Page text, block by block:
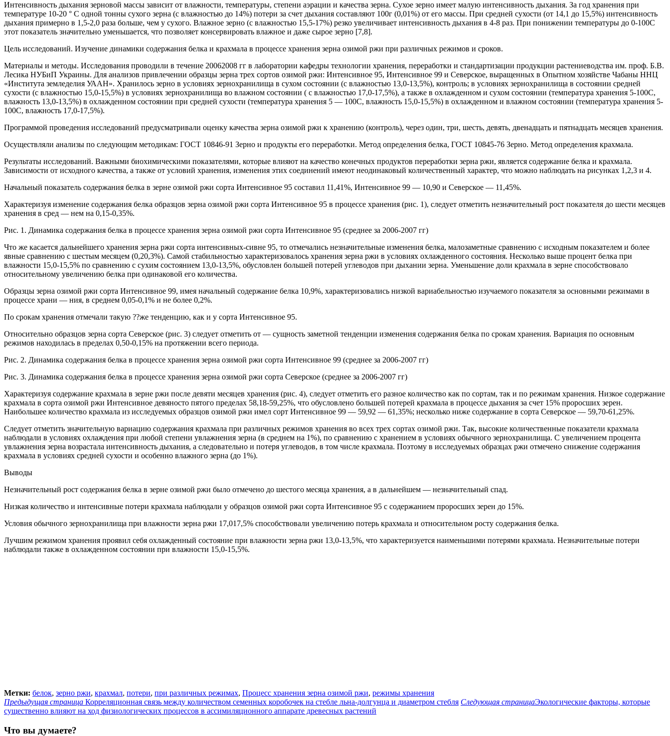
Интенсивность дыхания зерновой массы зависит от влажности, температуры, степени аэрации и качества зерна. Сухое зерно имеет малую интенсивность дыхания. За год хранения при
температуре 10-20 ° С одной тонны сухого зерна (с влажностью до 14%) потери за счет дыхания составляют 100г (0,01%) от его массы. При средней сухости (от 14,1 до 15,5%) интенсивность
дыхания примерно в 1,5-2,0 раза больше, чем у сухого. Влажное зерно (с влажностью 15,5-17%) резко увеличивает интенсивность дыхания в 4-8 раз. При понижении температуры до 0-100С
этот показатель значительно уменьшается, что позволяет консервировать влажное и даже сырое зерно [7,8].
Цель исследований. Изучение динамики содержания белка и крахмала в процессе хранения зерна озимой ржи при различных режимов и сроков.
Материалы и методы. Исследования проводили в течение 20062008 гг в лаборатории кафедры технологии хранения, переработки и стандартизации продукции растениеводства им. проф. Б.В.
Лесика НУБиП Украины. Для анализов привлечении образцы зерна трех сортов озимой ржи: Интенсивное 95, Интенсивное 99 и Северское, выращенных в Опытном хозяйстве Чабаны ННЦ
«Института земледелия УААН». Хранилось зерно в условиях зернохранилища в сухом состоянии (с влажностью 13,0-13,5%), контроль; в условиях зернохранилища в состоянии средней
сухости (с влажностью 15,0-15,5%) в условиях зернохранилища во влажном состоянии ( с влажностью 17,0-17,5%), а также в охлажденном и сухом состоянии (температура хранения 5-100С,
влажность 13,0-13,5%) в охлажденном состоянии при средней сухости (температура хранения 5 — 100С, влажность 15,0-15,5%) в охлажденном и влажном состоянии (температура хранения 5-
100С, влажность 17,0-17,5%).
Программой проведения исследований предусматривали оценку качества зерна озимой ржи к хранению (контроль), через один, три, шесть, девять, двенадцать и пятнадцать месяцев хранения.
Осуществляли анализы по следующим методикам: ГОСТ 10846-91 Зерно и продукты его переработки. Метод определения белка, ГОСТ 10845-76 Зерно. Метод определения крахмала.
Результаты исследований. Важными биохимическими показателями, которые влияют на качество конечных продуктов переработки зерна ржи, является содержание белка и крахмала.
Зависимости от исходного качества, а также от условий хранения, изменения этих соединений имеют неодинаковый количественный характер, что можно наблюдать на рисунках 1,2,3 и 4.
Начальный показатель содержания белка в зерне озимой ржи сорта Интенсивное 95 составил 11,41%, Интенсивное 99 — 10,90 и Северское — 11,45%.
Характеризуя изменение содержания белка образцов зерна озимой ржи сорта Интенсивное 95 в процессе хранения (рис. 1), следует отметить незначительный рост показателя до шести месяцев
хранения в сред — нем на 0,15-0,35%.
Рис. 1. Динамика содержания белка в процессе хранения зерна озимой ржи сорта Интенсивное 95 (среднее за 2006-2007 гг)
Что же касается дальнейшего хранения зерна ржи сорта интенсивных-сивне 95, то отмечались незначительные изменения белка, малозаметные сравнению с исходным показателем и более
явные сравнению с шестым месяцем (0,20,3%). Самой стабильностью характеризовалось хранения зерна ржи в условиях охлажденного состояния. Несколько выше процент белка при
влажности 15,0-15,5% по сравнению с сухим состоянием 13,0-13,5%, обусловлен большей потерей углеводов при дыхании зерна. Уменьшение доли крахмала в зерне способствовало
относительному увеличению белка при одинаковой его количества.
Образцы зерна озимой ржи сорта Интенсивное 99, имея начальный содержание белка 10,9%, характеризовались низкой вариабельностью изучаемого показателя за основными режимами в
процессе храни — ния, в среднем 0,05-0,1% и не более 0,2%.
По срокам хранения отмечали такую ??же тенденцию, как и у сорта Интенсивное 95.
Относительно образцов зерна сорта Северское (рис. 3) следует отметить от — сущность заметной тенденции изменения содержания белка по срокам хранения. Вариация по основным
режимов находилась в пределах 0,50-0,15% на протяжении всего периода.
Рис. 2. Динамика содержания белка в процессе хранения зерна озимой ржи сорта Интенсивное 99 (среднее за 2006-2007 гг)
Рис. 3. Динамика содержания белка в процессе хранения зерна озимой ржи сорта Северское (среднее за 2006-2007 гг)
Характеризуя содержание крахмала в зерне ржи после девяти месяцев хранения (рис. 4), следует отметить его разное количество как по сортам, так и по режимам хранения. Низкое содержание
крахмала в сорта озимой ржи Интенсивное девяносто пятого пределах 58,18-59,25%, что обусловлено большей потерей крахмала в процессе дыхания за счет 15% проросших зерен.
Наибольшее количество крахмала из исследуемых образцов озимой ржи имел сорт Интенсивное 99 — 59,92 — 61,35%; несколько ниже содержание в сорта Северское — 59,70-61,25%.
Следует отметить значительную вариацию содержания крахмала при различных режимов хранения во всех трех сортах озимой ржи. Так, высокие количественные показатели крахмала
наблюдали в условиях охлаждения при любой степени увлажнения зерна (в среднем на 1%), по сравнению с хранением в условиях обычного зернохранилища. С увеличением процента
увлажнения зерна возрастала интенсивность дыхания, а следовательно и потеря углеводов, в том числе крахмала. Поэтому в исследуемых образцах ржи отмечено снижение содержания
крахмала в условиях средней сухости и особенно влажного зерна (до 1%).
Выводы
Незначительный рост содержания белка в зерне озимой ржи было отмечено до шестого месяца хранения, а в дальнейшем — незначительный спад.
Низкая количество и интенсивные потери крахмала наблюдали у образцов озимой ржи сорта Интенсивное 95 с содержанием проросших зерен до 15%.
Условия обычного зернохранилища при влажности зерна ржи 17,017,5% способствовали увеличению потерь крахмала и относительном росту содержания белка.
Лучшим режимом хранения проявил себя охлажденный состояние при влажности зерна ржи 13,0-13,5%, что характеризуется наименьшими потерями крахмала. Незначительные потери
наблюдали также в охлажденном состоянии при влажности 15,0-15,5%.
Метки: белок, зерно ржи, крахмал, потери, при различных режимах, Процесс хранения зерна озимой ржи, режимы хранения
Предыдущая страница Корреляционная связь между количеством семенных коробочек на стебле льна-долгунца и диаметром стебля Следующая страницаЭкологические факторы, которые
существенно влияют на ход физиологических процессов в ассимиляционного аппарате древесных растений
Что вы думаете?